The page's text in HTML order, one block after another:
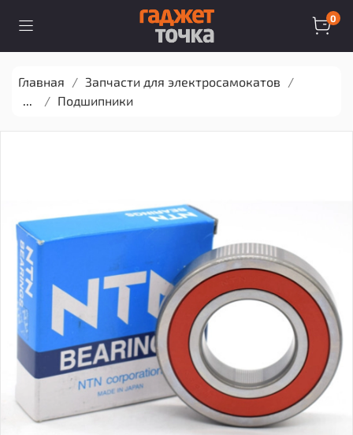
0
Главная
Запчасти для электросамокатов
...
Подшипники